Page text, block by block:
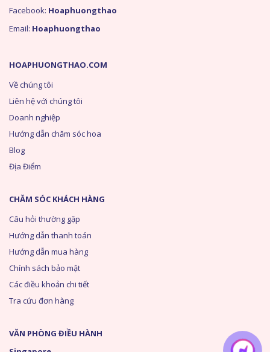
HOAPHUONGTHAO.COM
Về chúng tôi
Liên hệ với chúng tôi
Doanh nghiệp
Hướng dẫn chăm sóc hoa
Blog
Địa Điểm
CHĂM SÓC KHÁCH HÀNG
Câu hỏi thường gặp
Hướng dẫn thanh toán
Hướng dẫn mua hàng
Chính sách bảo mật
Các điều khoản chi tiết
Tra cứu đơn hàng
Facebook: Hoaphuongthao
Email: Hoaphuongthao
VĂN PHÒNG ĐIỀU HÀNH